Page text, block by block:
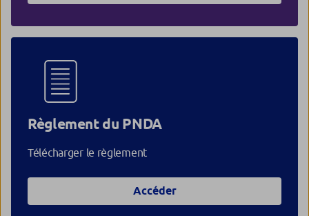
Règlement du PNDA
Télécharger le règlement
Accéder